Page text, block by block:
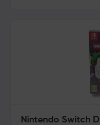
Nintendo Switch